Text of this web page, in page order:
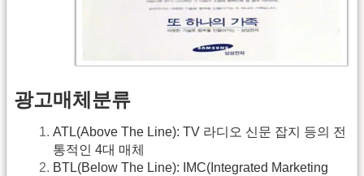
광고매체분류
ATL(Above The Line): TV 라디오 신문 잡지 등의 전
통적인 4대 매체
BTL(Below The Line): IMC(Integrated Marketing